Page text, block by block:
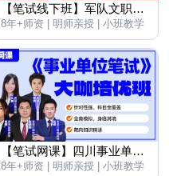
【笔试线下班】军队文职考试笔试辅导全程班
8年+师资 | 明师亲授 | 小班教学
【笔试网课】四川事业单位招聘考试辅导《事业单位笔试》大咖培优班
8年+师资 | 明师亲授 | 小班教学